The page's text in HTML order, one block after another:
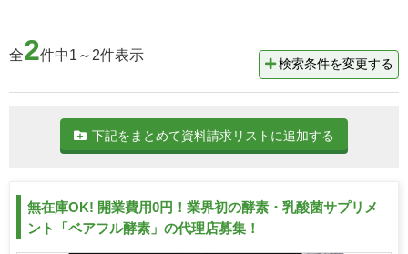
全2件中1～2件表示
検索条件を変更する
下記をまとめて資料請求リストに追加する
無在庫OK! 開業費用0円！業界初の酵素・乳酸菌サプリメ
ント「ベアフル酵素」の代理店募集！